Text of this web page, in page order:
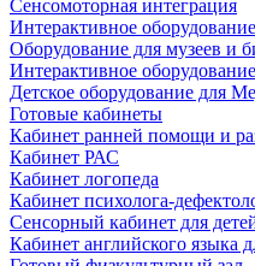
Сенсомоторная интеграция
Интерактивное
Оборудование для музеев и
Интерактивное
Детское оборудование для
Готовые кабинеты
Кабинет ранней помощи и
Кабинет РАС
Кабинет логопеда
Кабинет психолога-
Сенсорный кабинет для
Кабинет английского языка